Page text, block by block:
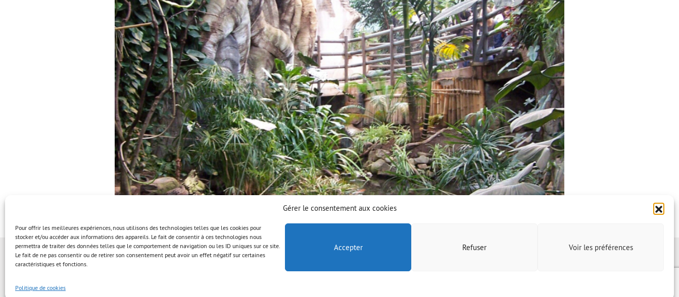
Gérer le consentement aux cookies
Pour offrir les meilleures expériences, nous utilisons des technologies telles que les cookies pour
stocker et/ou accéder aux informations des appareils. Le fait de consentir à ces technologies nous
permettra de traiter des données telles que le comportement de navigation ou les ID uniques sur ce site.
Le fait de ne pas consentir ou de retirer son consentement peut avoir un effet négatif sur certaines
caractéristiques et fonctions.
Accepter Refuser Voir les préférences
Politique de cookies